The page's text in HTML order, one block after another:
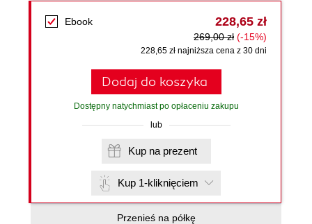
Ebook 228,65 zł
269,00 zł (-15%)
228,65 zł najniższa cena z 30 dni
Dodaj do koszyka
Dostępny natychmiast po opłaceniu zakupu
lub
Kup na prezent
Kup 1-kliknięciem
Przenieś na półkę